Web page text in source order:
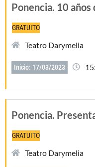
Ponencia. 10
GRATUITO
Teatro Darymelia
Inicio: 17/03/2023
Ponencia.
GRATUITO
Teatro Darymelia